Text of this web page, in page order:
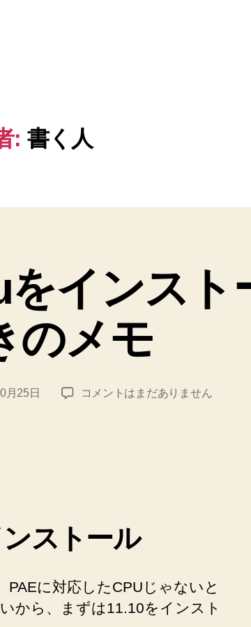
: 書く人
インスト
のメモ
月25日
古
ト
し
た
コメントはまだありません
ストール
に対応したCPUじゃないと
から、まずは11.10をインスト